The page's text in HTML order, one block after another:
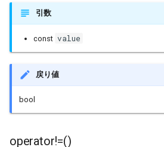
引数
const value
戻り値
bool
operator!=()